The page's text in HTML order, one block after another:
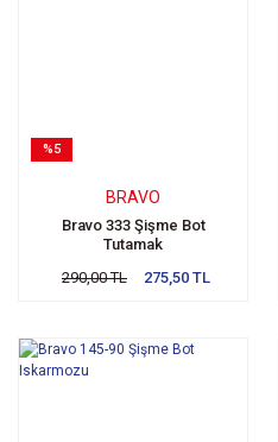
%5
BRAVO
Bravo 333 Şişme Bot
Tutamak
290,00 TL
275,50 TL